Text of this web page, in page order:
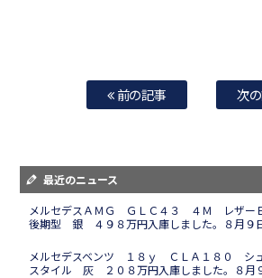
前の記事 次
最近のニュース
メルセデスＡＭＧ ＧＬＣ４３ ４Ｍ レザー
後期型 銀 ４９８万円入庫しました。８月９
メルセデスベンツ １８ｙ ＣＬＡ１８０ シ
スタイル 灰 ２０８万円入庫しました。８月